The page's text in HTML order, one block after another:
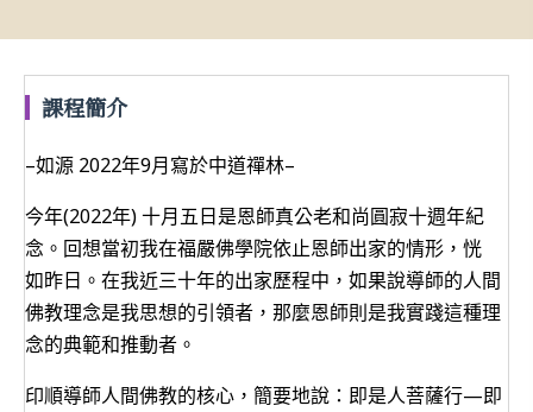
課程簡介
–如源 2022年9月寫於中道禪林–
今年(2022年) 十月五日是恩師真公老和尚圓寂十週年紀
念。回想當初我在福嚴佛學院依止恩師出家的情形，恍
如昨日。在我近三十年的出家歷程中，如果說導師的人間
佛教理念是我思想的引領者，那麼恩師則是我實踐這種理
念的典範和推動者。
印順導師人間佛教的核心，簡要地說：即是人菩薩行—即